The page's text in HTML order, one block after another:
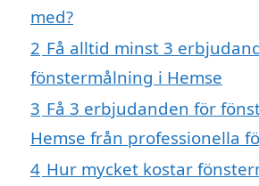
med?
2 Få alltid minst 3
fönstermålning i Hemse
3 Få 3 erbjudanden för
Hemse från professionella
4 Hur mycket kostar